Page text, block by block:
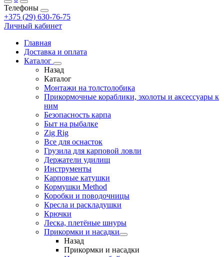
Телефоны
+375 (29) 630-76-75
Личный кабинет
Главная
Доставка и оплата
Каталог
Назад
Каталог
Монтажи на толстолобика
Прикормочные кораблики, эхолоты и аксессуары к
ним
Безопасность карпа
Быт на рыбалке
Zig Rig
Все для оснасток
Грузила для карповой ловли
Держатели удилищ
Инструменты
Карповые катушки
Кормушки Method
Коробки и поводочницы
Кресла и раскладушки
Крючки
Леска, плетёные шнуры
Прикормки и насадки
Назад
Прикормки и насадки